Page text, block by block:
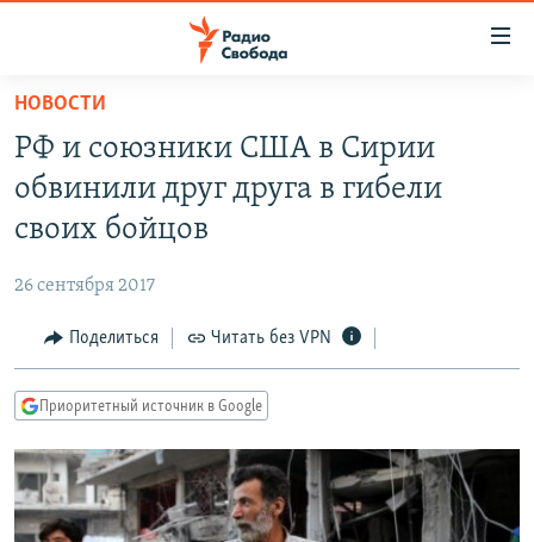
упрощенного
доступа
Вернуться
основному
Вернутся
Вернутся
поиску
ПОДКАСТЫ
АВТОРСКИЕ ПРОЕКТЫ
МНЕНИЯ
КУЛЬТУРА
КАВКАЗ.РЕАЛИИ
СЕВЕР.РЕАЛИИ
СИБИРЬ.РЕАЛИИ
НОВОСТИ
РФ и союзники США в Сирии
обвинили друг друга в гибели
своих бойцов
26 сентября 2017
Поделиться Читать без VPN
Приоритетный источник в Google